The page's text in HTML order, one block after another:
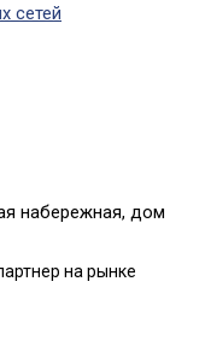
сетей
набережная, дом
на рынке